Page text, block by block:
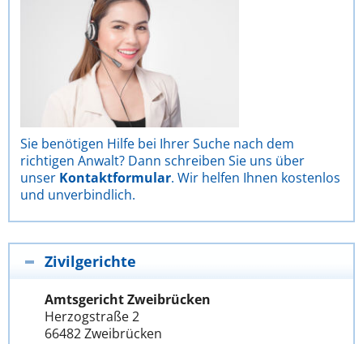
Sie benötigen Hilfe bei Ihrer Suche nach dem
richtigen Anwalt? Dann schreiben Sie uns über
unser Kontaktformular. Wir helfen Ihnen kostenlos
und unverbindlich.
Zivilgerichte
Amtsgericht Zweibrücken
Herzogstraße 2
66482 Zweibrücken